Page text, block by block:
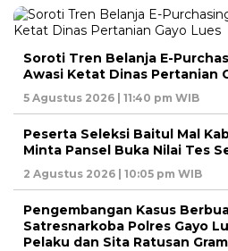
Soroti Tren Belanja E-
Awasi Ketat Dinas Pertanian
5 Agustus 2026 | 11:40 pm WIB
Peserta Seleksi Baitul Mal
Minta Pansel Buka Nilai Tes
2 Agustus 2026 | 10:05 pm WIB
Pengembangan Kasus
Satresnarkoba Polres Gayo
Pelaku dan Sita Ratusan